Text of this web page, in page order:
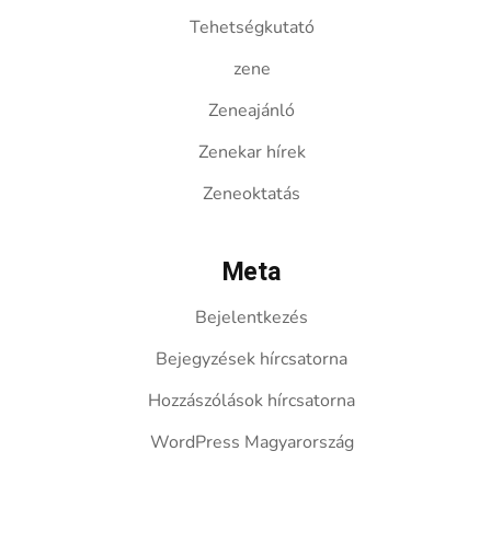
Tehetségkutató
zene
Zeneajánló
Zenekar hírek
Zeneoktatás
Meta
Bejelentkezés
Bejegyzések hírcsatorna
Hozzászólások hírcsatorna
WordPress Magyarország